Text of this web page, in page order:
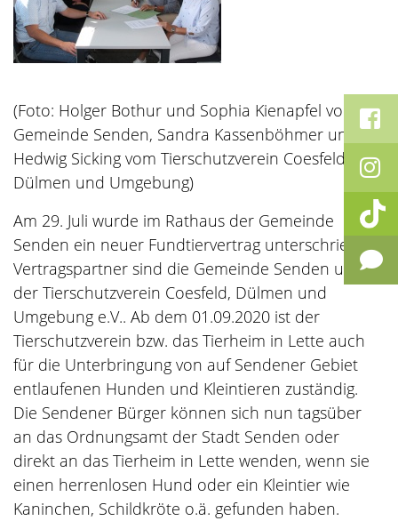
(Foto: Holger Bothur und Sophia Kienapfel von der
Gemeinde Senden, Sandra Kassenböhmer und
Hedwig Sicking vom Tierschutzverein Coesfeld,
Dülmen und Umgebung)
Am 29. Juli wurde im Rathaus der Gemeinde
Senden ein neuer Fundtiervertrag unterschrieben.
Vertragspartner sind die Gemeinde Senden und
der Tierschutzverein Coesfeld, Dülmen und
Umgebung e.V.. Ab dem 01.09.2020 ist der
Tierschutzverein bzw. das Tierheim in Lette auch
für die Unterbringung von auf Sendener Gebiet
entlaufenen Hunden und Kleintieren zuständig.
Die Sendener Bürger können sich nun tagsüber
an das Ordnungsamt der Stadt Senden oder
direkt an das Tierheim in Lette wenden, wenn sie
einen herrenlosen Hund oder ein Kleintier wie
Kaninchen, Schildkröte o.ä. gefunden haben.